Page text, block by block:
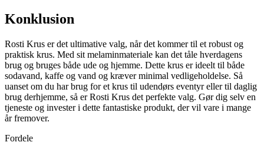
Konklusion
Rosti Krus er det ultimative valg, når det kommer til et robust og
praktisk krus. Med sit melaminmateriale kan det tåle hverdagens
brug og bruges både ude og hjemme. Dette krus er ideelt til både
sodavand, kaffe og vand og kræver minimal vedligeholdelse. Så
uanset om du har brug for et krus til udendørs eventyr eller til daglig
brug derhjemme, så er Rosti Krus det perfekte valg. Gør dig selv en
tjeneste og invester i dette fantastiske produkt, der vil vare i mange
år fremover.
Fordele